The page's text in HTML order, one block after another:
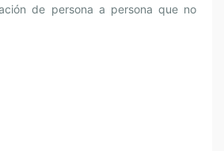
de persona a persona que no